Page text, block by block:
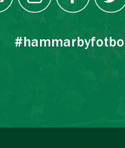
#hammarbyfotboll